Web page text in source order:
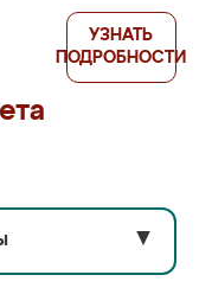
УЗНАТЬ
ПОДРОБНОСТИ
▼